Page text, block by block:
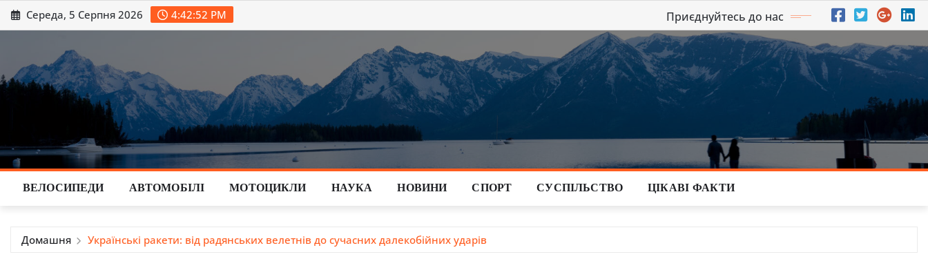
Перейти
до
Середа, 5 Серпня 2026 4:42:53 PM Приєднуйтесь до нас
ВЕЛОСИПЕДИ АВТОМОБІЛІ МОТОЦИКЛИ НАУКА НОВИНИ СПОРТ СУСПІЛЬСТВО ЦІКАВІ ФАКТИ
Домашня Українські ракети: від радянських велетнів до сучасних далекобійних ударів